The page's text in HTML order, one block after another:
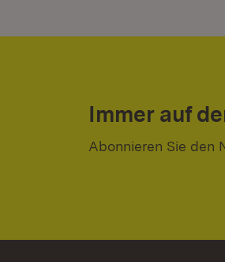
Immer auf
Abonnieren Sie den